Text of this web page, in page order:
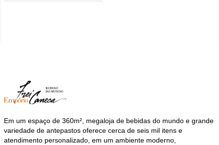
Em um espaço de 360m², megaloja de bebidas do mundo e grande
variedade de antepastos oferece cerca de seis mil itens e
atendimento personalizado, em um ambiente moderno,